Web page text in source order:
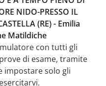
NIDO-PRESSO IL
(RE) - Emilia
Matildiche
con tutti gli
di esame, tramite
impostare solo gli